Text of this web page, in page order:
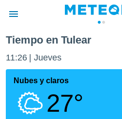
de
ha
Tiempo en Tulear
11:26 Jueves
Nubes y claros
27°